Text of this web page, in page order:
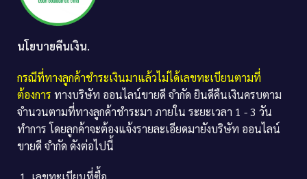
นโยบายคืนเงิน.
กรณีที่ทางลูกค้าชำระเงินมาแล้วไม่ได้เลขทะเบียนตามที่
ต้องการ ทางบริษัท ออนไลน์ขายดี จำกัด ยินดีคืนเงินครบตาม
จำนวนตามที่ทางลูกค้าชำระมา ภายใน ระยะเวลา 1 - 3 วัน
ทำการ โดยลูกค้าจะต้องแจ้งรายละเอียดมายังบริษัท ออนไลน์
ขายดี จำกัด ดังต่อไปนี้